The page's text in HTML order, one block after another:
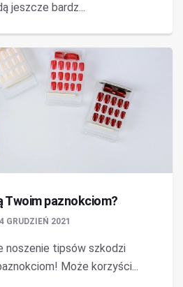
jeszcze bardz...
Twoim paznokciom?
GRUDZIEŃ 2021
noszenie tipsów szkodzi
Może korzyści...